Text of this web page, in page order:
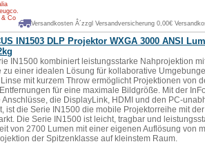
& Co
Versandkosten Â´zzgl Versandversicherung 0,00€
IN1503 DLP Projektor WXGA 3000 ANSI
IN1500 kombiniert leistungsstarke Nahprojektion
zu einer idealen Lösung für kollaborative
mit kurzem Throw ermöglicht Projektionen von
für eine maximale Bildgröße. Mit der
Anschlüsse, die DisplayLink, HDMI und den PC-
ist die Serie IN1500 die mobile Projektorreihe mit
Die Serie IN1500 ist leicht, tragbar und
von 2700 Lumen mit einer eigenen Auflösung von
der Spitzenklasse auf kleinstem Raum.